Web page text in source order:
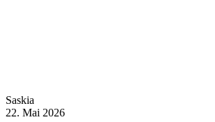
Saskia
22. Mai 2026